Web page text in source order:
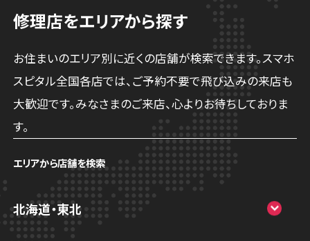
修理店をエリアから探す
お住まいのエリア別に近くの店舗が検索できます。スマホ
スピタル全国各店では、ご予約不要で飛び込みの来店も
大歓迎です。みなさまのご来店、心よりお待ちしておりま
す。
エリアから店舗を検索
北海道・東北